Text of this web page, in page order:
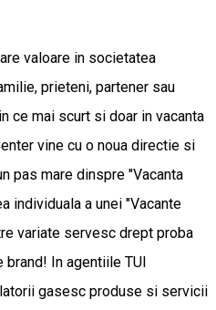
valoare in societatea
prieteni, partener sau
ce mai scurt si doar in vacanta
vine cu o noua directie si
pas mare dinspre "Vacanta
individuala a unei "Vacante
variate servesc drept proba
brand! In agentiile TUI
gasesc produse si servicii